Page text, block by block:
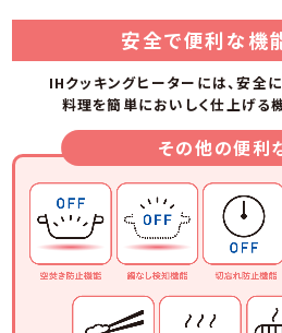
安全で便利な機
IHクッキングヒーターには、安全
料理を簡単においしく仕上げる
その他の便利